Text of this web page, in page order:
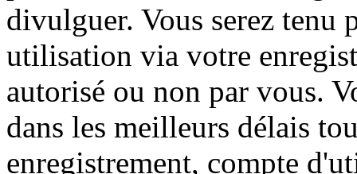
divulguer. Vous serez tenu
utilisation via votre
autorisé ou non par vous.
dans les meilleurs délais
enregistrement, compte